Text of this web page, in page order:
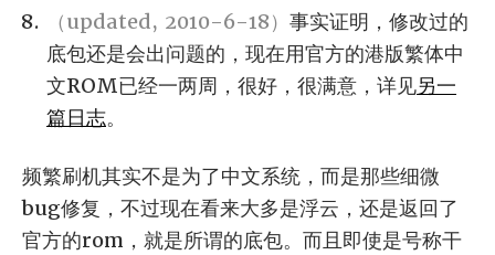
（updated, 2010-6-18） 事实证明，修改过的
底包还是会出问题的，现在用官方的港版繁体中
文ROM已经一两周，很好，很满意，详见另一
篇日志。
频繁刷机其实不是为了中文系统，而是那些细微
bug修复，不过现在看来大多是浮云，还是返回了
官方的rom，就是所谓的底包。而且即使是号称干